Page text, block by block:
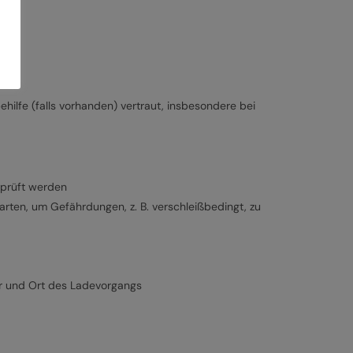
(falls vorhanden) vertraut, insbesondere bei
werden
um Gefährdungen, z. B. verschleißbedingt, zu
und Ort des Ladevorgangs